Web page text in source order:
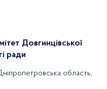
Довгинцівської
ради
область,